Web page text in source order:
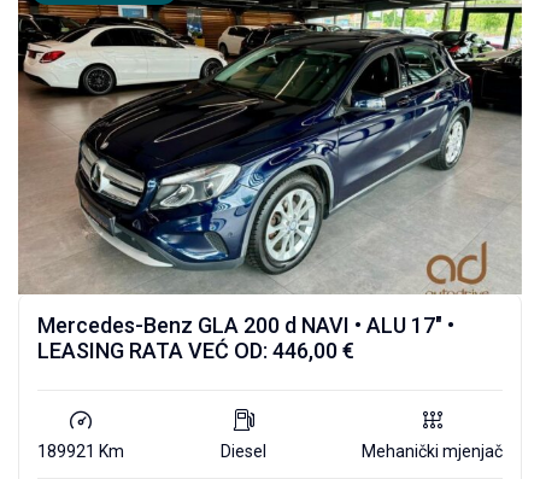
Mercedes-Benz GLA 200 d NAVI • ALU 17″ •
LEASING RATA VEĆ OD: 446,00 €
189921 Km Diesel Mehanički mjenjač